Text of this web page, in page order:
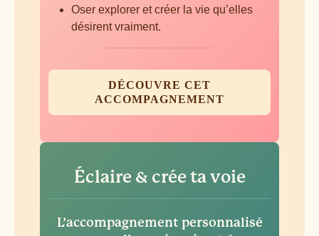
Oser explorer et créer la vie qu’elles
désirent vraiment.
DÉCOUVRE CET
ACCOMPAGNEMENT
Éclaire & crée ta voie
L’accompagnement personnalisé